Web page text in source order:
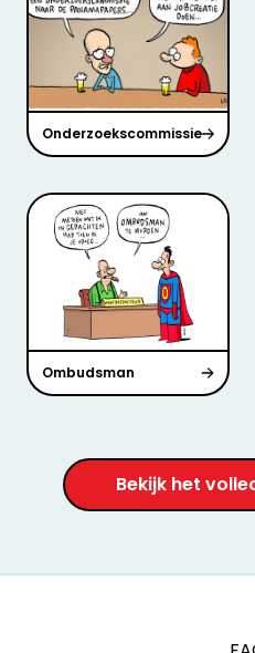
Onderzoekscommissie
Ombudsman
Bekijk het